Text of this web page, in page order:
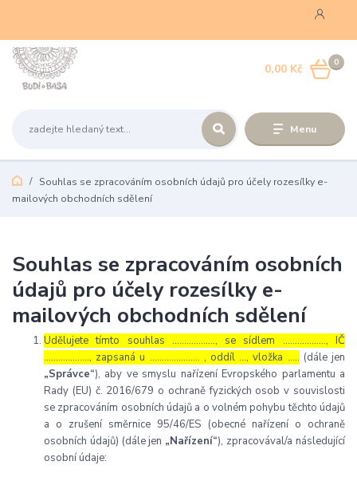
Menu
0
0,00 Kč
Souhlas se zpracováním osobních údajů pro účely rozesílky e-
mailových obchodních sdělení
Souhlas se zpracováním osobních
údajů pro účely rozesílky e-
mailových obchodních sdělení
Udělujete tímto souhlas ……………..., se sídlem ………………, IČ
………………., zapsaná u ………………… , oddíl …, vložka ….. (dále jen
„Správce“), aby ve smyslu nařízení Evropského parlamentu a
Rady (EU) č. 2016/679 o ochraně fyzických osob v souvislosti
se zpracováním osobních údajů a o volném pohybu těchto údajů
a o zrušení směrnice 95/46/ES (obecné nařízení o ochraně
osobních údajů) (dále jen „Nařízení“), zpracovával/a následující
osobní údaje: